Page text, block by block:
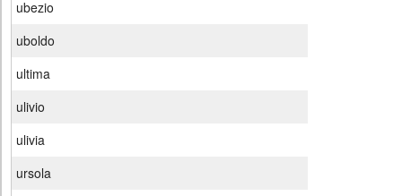
ubezio
uboldo
ultima
ulivio
ulivia
ursola